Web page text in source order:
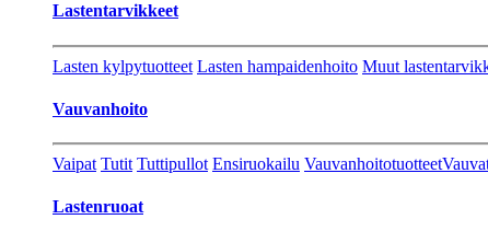
Lastentarvikkeet
Lasten kylpytuotteet Lasten hampaidenhoito Muut
Vauvanhoito
Vaipat Tutit Tuttipullot Ensiruokailu Vauvanhoitotuotteet
Lastenruoat